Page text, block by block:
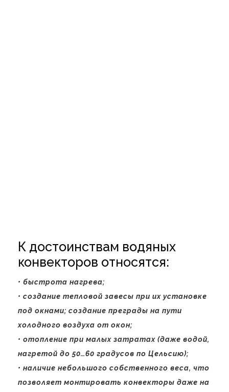
К достоинствам водяных
конвекторов относятся:
• быстрота нагрева;
• создание тепловой завесы при их установке
под окнами; создание преграды на пути
холодного воздуха от окон;
• отопление при малых затратах (даже водой,
нагретой до 50…60 градусов по Цельсию);
• наличие небольшого собственного веса, что
позволяет монтировать конвекторы даже на